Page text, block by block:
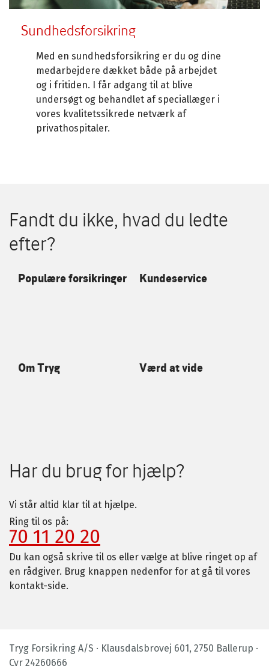
Sundhedsforsikring
Med en sundhedsforsikring er du og dine
medarbejdere dækket både på arbejdet
og i fritiden. I får adgang til at blive
undersøgt og behandlet af speciallæger i
vores kvalitetssikrede netværk af
privathospitaler.
Fandt du ikke, hvad du ledte
efter?
Populære forsikringer Kundeservice
Om Tryg Værd at vide
Har du brug for hjælp?
Vi står altid klar til at hjælpe.
Ring til os på:
70 11 20 20
Du kan også skrive til os eller vælge at blive ringet op af
en rådgiver. Brug knappen nedenfor for at gå til vores
kontakt-side.
Tryg Forsikring A/S · Klausdalsbrovej 601, 2750 Ballerup ·
Cvr 24260666